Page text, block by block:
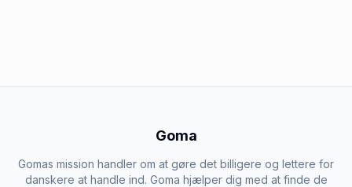
Goma
Gomas mission handler om at gøre det billigere og lettere for
danskere at handle ind. Goma hjælper dig med at finde de